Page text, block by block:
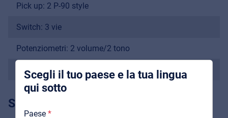
Scegli il tuo paese e la tua lingua
qui sotto
Paese
integrators
Pick up: 2 P-90 style
Switch: 3 vie
Potenziometri: 2 volume/2 tono
Più
SPECIFICHE